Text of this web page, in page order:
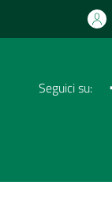
Seguici su: